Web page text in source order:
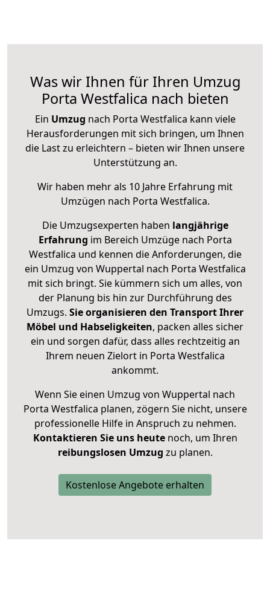
Was wir Ihnen für Ihren Umzug
Porta Westfalica nach bieten
Ein Umzug nach Porta Westfalica kann viele
Herausforderungen mit sich bringen, um Ihnen
die Last zu erleichtern – bieten wir Ihnen unsere
Unterstützung an.
Wir haben mehr als 10 Jahre Erfahrung mit
Umzügen nach Porta Westfalica.
Die Umzugsexperten haben langjährige
Erfahrung im Bereich Umzüge nach Porta
Westfalica und kennen die Anforderungen, die
ein Umzug von Wuppertal nach Porta Westfalica
mit sich bringt. Sie kümmern sich um alles, von
der Planung bis hin zur Durchführung des
Umzugs. Sie organisieren den Transport Ihrer
Möbel und Habseligkeiten, packen alles sicher
ein und sorgen dafür, dass alles rechtzeitig an
Ihrem neuen Zielort in Porta Westfalica
ankommt.
Wenn Sie einen Umzug von Wuppertal nach
Porta Westfalica planen, zögern Sie nicht, unsere
professionelle Hilfe in Anspruch zu nehmen.
Kontaktieren Sie uns heutenoch, um Ihren
reibungslosen Umzug zu planen.
Kostenlose Angebote erhalten